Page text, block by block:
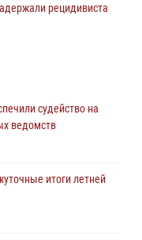
рецидивиста
военно-полевые
в Челябинске
судейство на
ведомств
итоги летней